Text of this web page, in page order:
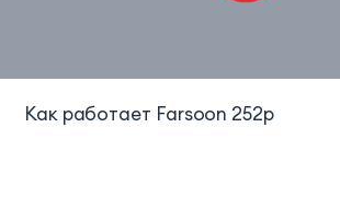
Как работает Farsoon 252p